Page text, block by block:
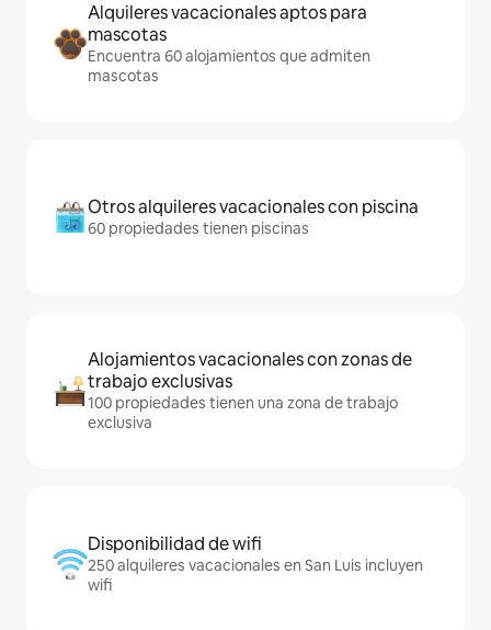
Alquileres vacacionales aptos para
mascotas
Encuentra 60 alojamientos que admiten
mascotas
Otros alquileres vacacionales con piscina
60 propiedades tienen piscinas
Alojamientos vacacionales con zonas de
trabajo exclusivas
100 propiedades tienen una zona de trabajo
exclusiva
Disponibilidad de wifi
250 alquileres vacacionales en San Luis incluyen
wifi